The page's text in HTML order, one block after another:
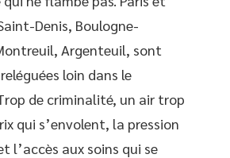
Denis, Boulogne-
Argenteuil, sont
loin dans le
de criminalité, un air trop
qui s’envolent, la pression
l’accès aux soins qui se